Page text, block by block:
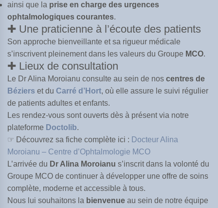
ainsi que la prise en charge des urgences
ophtalmologiques courantes.
✚ Une praticienne à l’écoute des patients
Son approche bienveillante et sa rigueur médicale
s’inscrivent pleinement dans les valeurs du Groupe MCO.
✚ Lieux de consultation
Le Dr Alina Moroianu consulte au sein de nos centres de
Béziers et du Carré d’Hort, où elle assure le suivi régulier
de patients adultes et enfants.
Les rendez-vous sont ouverts dès à présent via notre
plateforme Doctolib.
☞ Découvrez sa fiche complète ici : Docteur Alina
Moroianu – Centre d’Ophtalmologie MCO
L’arrivée du Dr Alina Moroianu s’inscrit dans la volonté du
Groupe MCO de continuer à développer une offre de soins
complète, moderne et accessible à tous.
Nous lui souhaitons la bienvenue au sein de notre équipe